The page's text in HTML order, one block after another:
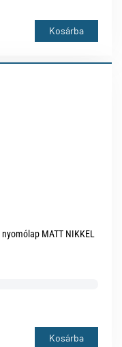
Kosárba
MATT NIKKEL
Kosárba